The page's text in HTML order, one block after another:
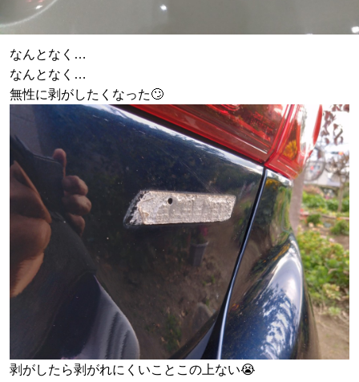
なんとなく…
なんとなく…
無性に剥がしたくなった🙄
剥がしたら剥がれにくいことこの上ない😭